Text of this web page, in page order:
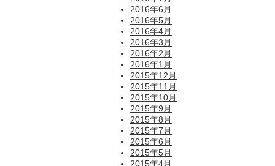
2016年6月
2016年5月
2016年4月
2016年3月
2016年2月
2016年1月
2015年12月
2015年11月
2015年10月
2015年9月
2015年8月
2015年7月
2015年6月
2015年5月
2015年4月